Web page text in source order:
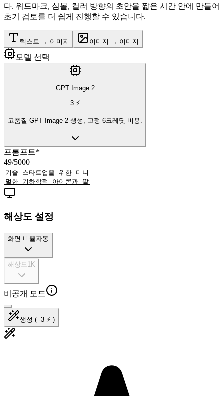
다. 워드마크, 심볼, 컬러 방향의 초안을 짧은 시간 안에 만들어
초기 검토를 더 쉽게 진행할 수 있습니다.
텍스트 → 이미지 이미지 → 이미지
모델 선택
GPT Image 2
3⚡
고품질 GPT Image 2 생성, 고정 6크레딧 비용.
프롬프트*
49/5000
해상도 설정
화면 비율자동
해상도 1K
비공개 모드
생성 ( -3 ⚡ )